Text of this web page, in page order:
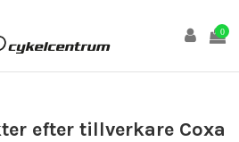
0
efter tillverkare Coxa